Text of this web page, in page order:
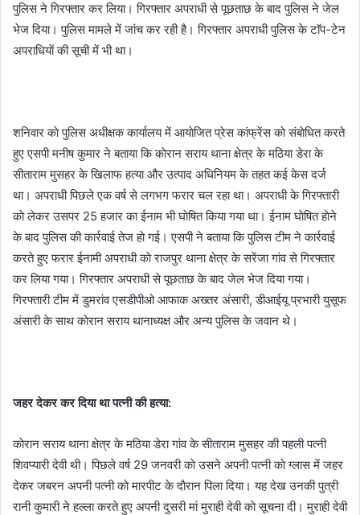
पुलिस ने गिरफ्तार कर लिया। गिरफ्तार अपराधी से पूछताछ के बाद पुलिस ने जेल
भेज दिया। पुलिस मामले में जांच कर रही है। गिरफ्तार अपराधी पुलिस के टाॅप-टेन
अपराधियाें की सूची में भी था।
शनिवार काे पुलिस अधीक्षक कार्यालय में आयाेजित प्रेस कांफ्रेंस काे संबाेधित करते
हुए एसपी मनीष कुमार ने बताया कि काेरान सराय थाना क्षेत्र के मठिया डेरा के
सीताराम मुसहर के खिलाफ हत्या और उत्पाद अधिनियम के तहत कई केस दर्ज
था। अपराधी पिछले एक वर्ष से लगभग फरार चल रहा था। अपराधी के गिरफ्तारी
काे लेकर उसपर 25 हजार का ईनाम भी घाेषित किया गया था। ईनाम घाेषित हाेने
के बाद पुलिस की कार्रवाई तेज हाे गई। एसपी ने बताया कि पुलिस टीम ने कार्रवाई
करते हुए फरार ईनामी अपराधी काे राजपुर थाना क्षेत्र के सरेंजा गांव से गिरफ्तार
कर लिया गया। गिरफ्तार अपराधी से पूछताछ के बाद जेल भेज दिया गया।
गिरफ्तारी टीम में डुमरांव एसडीपीओ आफाक अख्तर अंसारी, डीआईयू प्रभारी युसूफ
अंसारी के साथ काेरान सराय थानाध्यक्ष और अन्य पुलिस के जवान थे।
जहर देकर कर दिया था पत्नी की हत्या:
काेरान सराय थाना क्षेत्र के मठिया डेरा गांव के सीताराम मुसहर की पहली पत्नी
शिवप्यारी देवी थी। पिछले वर्ष 29 जनवरी काे उसने अपनी पत्नी काे ग्लास में जहर
देकर जबरन अपनी पत्नी काे मारपीट के दाैरान पिला दिया। यह देख उनकी पुत्री
रानी कुमारी ने हल्ला करते हुए अपनी दुसरी मां मुराही देवी काे सूचना दी। मुराही देवी